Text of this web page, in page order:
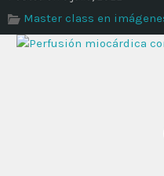
Time
Master class en